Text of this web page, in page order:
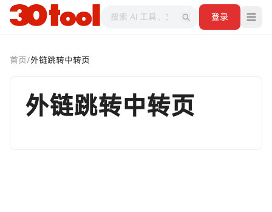
登录
首页/外链跳转中转页
外链跳转中转页